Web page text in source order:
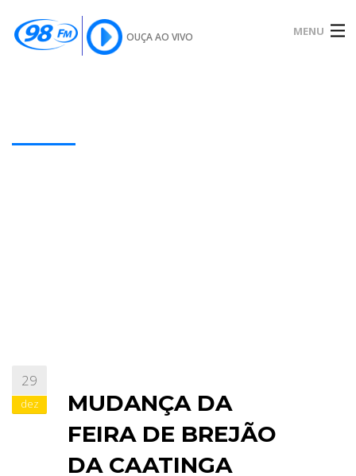
OUÇA AO VIVO MENU
SOBRE
ABRANGÊNCIA
29
dez
MUDANÇA DA
FEIRA DE BREJÃO
DA CAATINGA